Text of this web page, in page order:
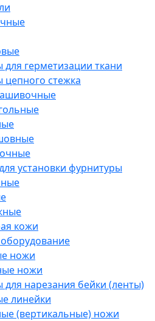
герметизации ткани
стежка
установки фурнитуры
кожи
ножи
ножи
нарезания бейки (ленты)
линейки
(вертикальные) ножи